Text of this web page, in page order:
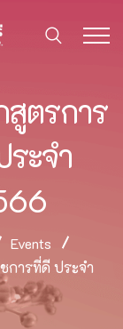
ตรการ
ะจำ
Events
การที่ดี ประจำ